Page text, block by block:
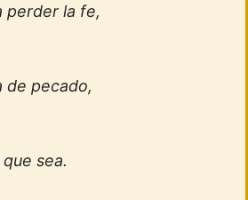
perder la fe,
de pecado,
sea.